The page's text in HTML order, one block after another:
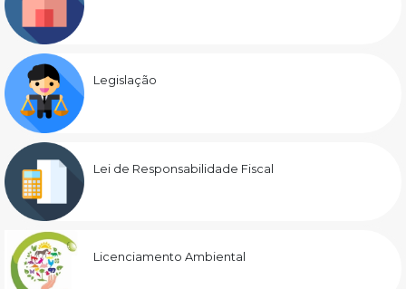
Legislação
Lei de Responsabilidade Fiscal
Licenciamento Ambiental